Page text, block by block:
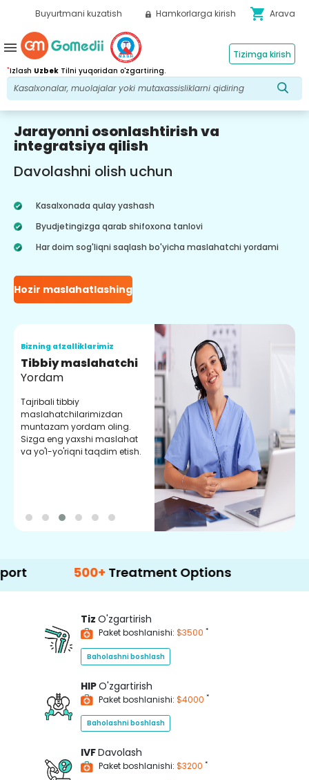
Buyurtmani kuzatish Hamkorlarga kirish shopping_cart Arava
*Izlash Uzbek Tilni yuqoridan o'zgartiring.
Tizimga kirish
menu
Jarayonni osonlashtirish va
integratsiya qilish
Davolashni olish uchun
Kasalxonada qulay yashash
Byudjetingizga qarab shifoxona tanlovi
Har doim sog'liqni saqlash bo'yicha maslahatchi yordami
Hozir maslahatlashing
Bizning afzalliklarimiz
Tibbiy maslahatchi
Yordam
Tajribali tibbiy
maslahatchilarimizdan
muntazam yordam oling.
Sizga eng yaxshi maslahat
va yo'l-yo'riqni taqdim etish.
500+ Treatment Options
Tiz O'zgartirish
Paket boshlanishi: $3500 *
Baholashni boshlash
HIPO'zgartirish
Paket boshlanishi: $4000 *
Baholashni boshlash
IVFDavolash
Paket boshlanishi: $3200 *